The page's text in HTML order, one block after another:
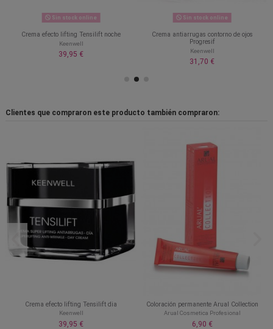
Sin stock online
Crema efecto lifting Tensilift noche
Keenwell
39,95 €
Sin stock online
Crema antiarrugas contorno de ojos
Progresif
Keenwell
31,70 €
Clientes que compraron este producto también compraron:
Crema efecto lifting Tensilift dia
Keenwell
39,95 €
Coloración permanente Arual Collection
Arual Cosmetica Profesional
6,90 €